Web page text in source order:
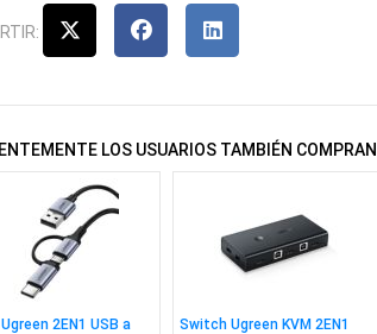
LOS USUARIOS TAMBIÉN COMPRAN
2EN1 USB a Switch Ugreen KVM 2EN1